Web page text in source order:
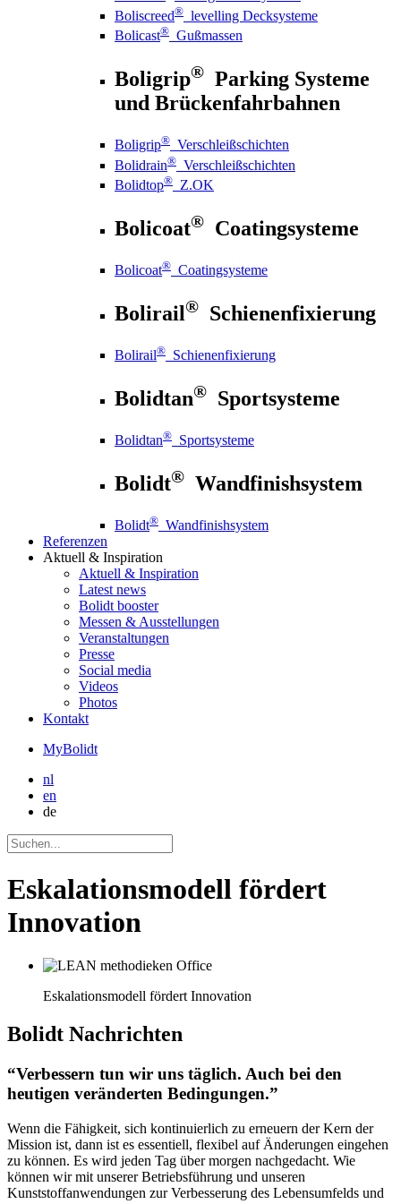
Boliscreed® levelling Decksysteme
Bolicast® Gußmassen
Boligrip® Parking Systeme
und Brückenfahrbahnen
Boligrip® Verschleißschichten
Bolidrain® Verschleißschichten
Bolidtop® Z.OK
Bolicoat® Coatingsysteme
Bolicoat® Coatingsysteme
Bolirail® Schienenfixierung
Bolirail® Schienenfixierung
Bolidtan® Sportsysteme
Bolidtan® Sportsysteme
Bolidt® Wandfinishsystem
Bolidt® Wandfinishsystem
Referenzen
Aktuell & Inspiration
Aktuell & Inspiration
Latest news
Bolidt booster
Messen & Ausstellungen
Veranstaltungen
Presse
Social media
Videos
Photos
Kontakt
MyBolidt
nl
en
de
Eskalationsmodell fördert
Innovation
Eskalationsmodell fördert Innovation
Bolidt Nachrichten
“Verbessern tun wir uns täglich. Auch bei den
heutigen veränderten Bedingungen.”
Wenn die Fähigkeit, sich kontinuierlich zu erneuern der Kern der
Mission ist, dann ist es essentiell, flexibel auf Änderungen eingehen
zu können. Es wird jeden Tag über morgen nachgedacht. Wie
können wir mit unserer Betriebsführung und unseren
Kunststoffanwendungen zur Verbesserung des Lebensumfelds und